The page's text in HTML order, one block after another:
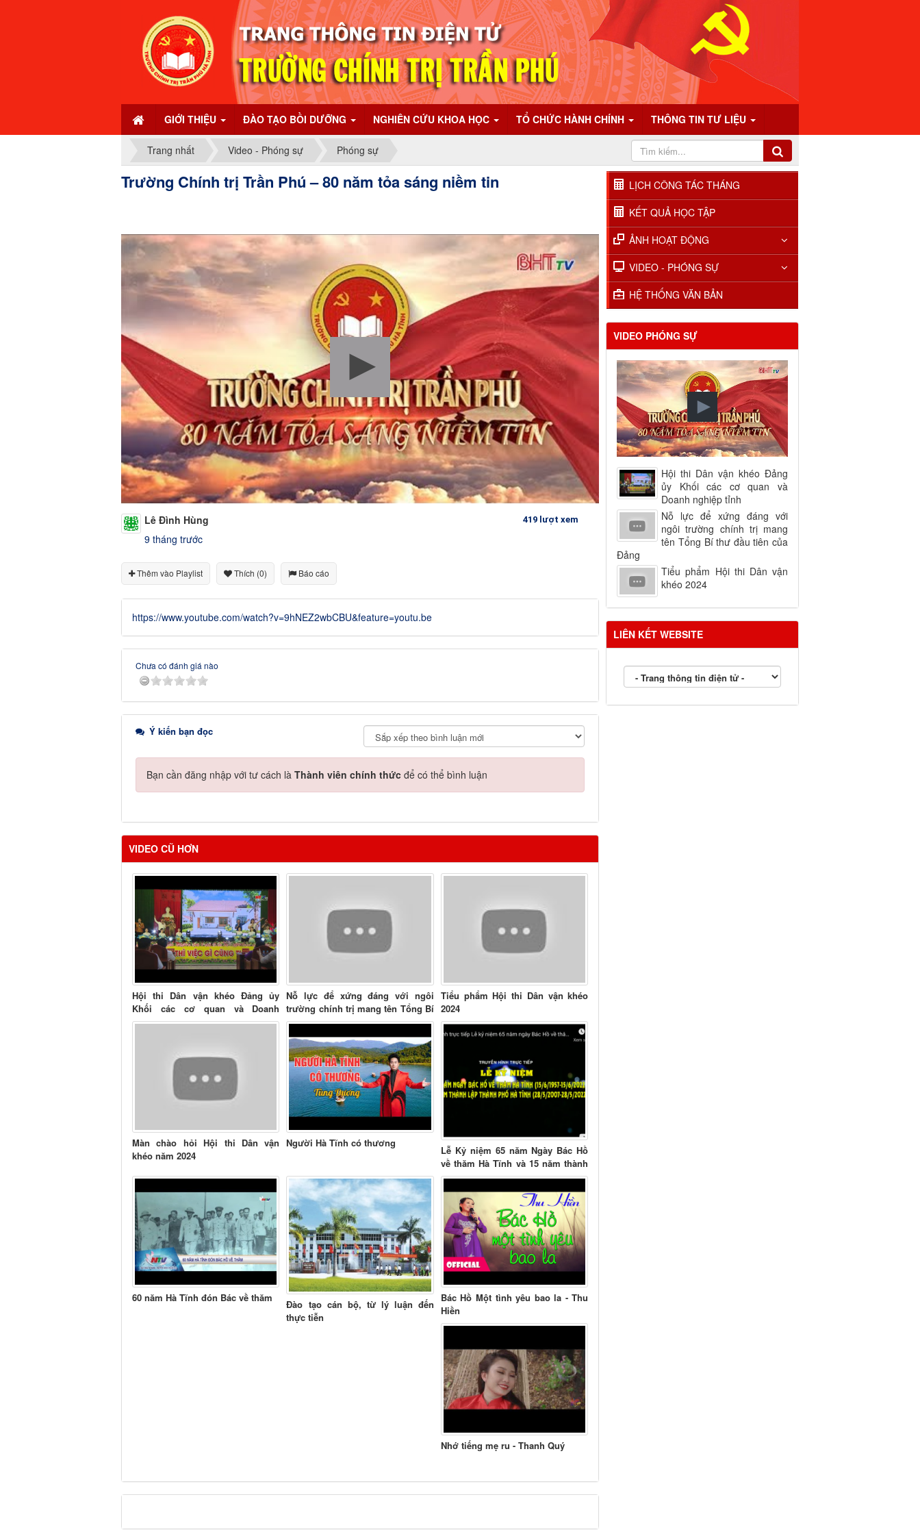
GIỚI THIỆU ĐÀO TẠO BỒI DƯỠNG NGHIÊN CỨU KHOA HỌC TỔ CHỨC HÀNH CHÍNH THÔNG TIN TƯ LIỆU
Trang nhất Video - Phóng sự Phóng sự
Trường Chính trị Trần Phú – 80 năm tỏa sáng niềm tin
Lê Đình Hùng
9 tháng trước
419 lượt xem
Thêm vào Playlist Thích (0) Báo cáo
https://www.youtube.com/watch?v=9hNEZ2wbCBU&feature=youtu.be
Chưa có đánh giá nào
Ý kiến bạn đọc
Bạn cần đăng nhập với tư cách là Thành viên chính thức để có thể bình luận
VIDEO CŨ HƠN
Hội thi Dân vận khéo Đảng ủy
Khối các cơ quan và Doanh
nghiệp tỉnh
Nỗ lực để xứng đáng với ngôi
trường chính trị mang tên Tổng Bí
thư đầu tiên...
Tiểu phẩm Hội thi Dân vận khéo
2024
Màn chào hỏi Hội thi Dân vận
khéo năm 2024
Người Hà Tĩnh có thương
Lễ Kỷ niệm 65 năm Ngày Bác Hồ
về thăm Hà Tĩnh và 15 năm thành
lập thành phố...
60 năm Hà Tĩnh đón Bác về thăm
Đào tạo cán bộ, từ lý luận đến
thực tiễn
Bác Hồ Một tình yêu bao la - Thu
Hiền
Nhớ tiếng mẹ ru - Thanh Quý
LỊCH CÔNG TÁC THÁNG
KẾT QUẢ HỌC TẬP
ẢNH HOẠT ĐỘNG
VIDEO - PHÓNG SỰ
HỆ THỐNG VĂN BẢN
VIDEO PHÓNG SỰ
Hội thi Dân vận khéo Đảng
ủy Khối các cơ quan và
Doanh nghiệp tỉnh
Nỗ lực để xứng đáng với
ngôi trường chính trị mang
tên Tổng Bí thư đầu tiên của
Đảng
Tiểu phẩm Hội thi Dân vận
khéo 2024
LIÊN KẾT WEBSITE